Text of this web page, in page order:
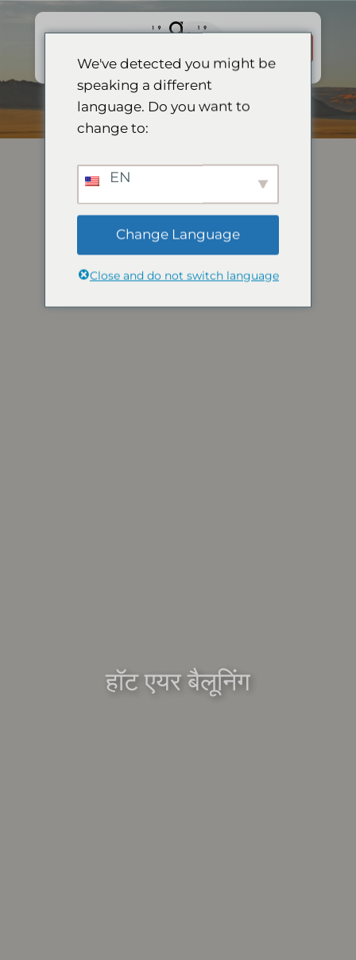
हॉट एयर बैलूनिंग
We've detected you might be
speaking a different
language. Do you want to
change to:
EN
Change Language
Close and do not switch language